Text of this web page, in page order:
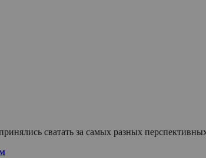
сватать за самых разных